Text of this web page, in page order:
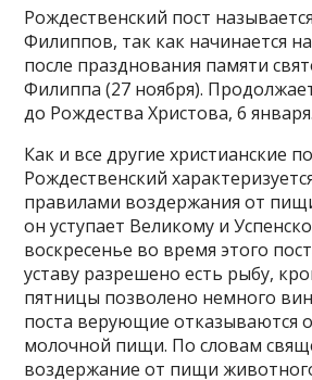
Рождественский пост
Филиппов, так как начинается
после празднования памяти
Филиппа (27 ноября).
до Рождества Христова, 6 января.
Как и все другие христианские
Рождественский
правилами воздержания от
он уступает Великому и
воскресенье во время этого
уставу разрешено есть рыбу,
пятницы позволено немного
поста верующие отказываются
молочной пищи. По словам
воздержание от пищи